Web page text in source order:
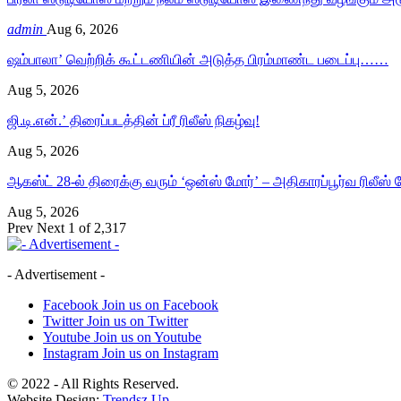
admin Aug 6, 2026
ஷம்பாலா’ வெற்றிக் கூட்டணியின் அடுத்த பிரம்மாண்ட படைப்பு……
Aug 5, 2026
ஜி.டி.என்.’ திரைப்படத்தின் ப்ரீ ரிலீஸ் நிகழ்வு!
Aug 5, 2026
ஆகஸ்ட் 28-ல் திரைக்கு வரும் ‘ஒன்ஸ் மோர்’ – அதிகாரப்பூர்வ ரிலீஸ்
Aug 5, 2026
Prev Next 1 of 2,317
- Advertisement -
Facebook Join us on Facebook
Twitter Join us on Twitter
Youtube Join us on Youtube
Instagram Join us on Instagram
© 2022 - All Rights Reserved.